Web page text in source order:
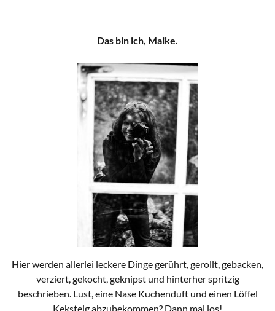
Das bin ich, Maike.
Hier werden allerlei leckere Dinge gerührt, gerollt, gebacken,
verziert, gekocht, geknipst und hinterher spritzig
beschrieben. Lust, eine Nase Kuchenduft und einen Löffel
Keksteig abzubekommen? Dann mal los!